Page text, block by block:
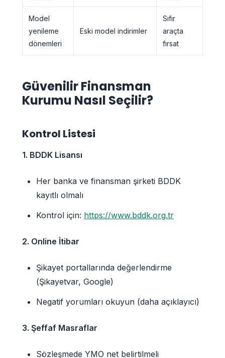
Model
yenileme
dönemleri
Eski model indirimler
Sıfır
araçta
fırsat
Güvenilir Finansman
Kurumu Nasıl Seçilir?
Kontrol Listesi
1. BDDK Lisansı
Her banka ve finansman şirketi BDDK
kayıtlı olmalı
Kontrol için: https://www.bddk.org.tr
2. Online İtibar
Şikayet portallarında değerlendirme
(Şikayetvar, Google)
Negatif yorumları okuyun (daha açıklayıcı)
3. Şeffaf Masraflar
Sözleşmede YMO net belirtilmeli